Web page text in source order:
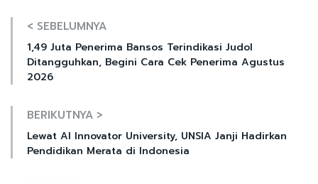
< SEBELUMNYA
1,49 Juta Penerima Bansos Terindikasi Judol
Ditangguhkan, Begini Cara Cek Penerima Agustus
2026
BERIKUTNYA >
Lewat AI Innovator University, UNSIA Janji Hadirkan
Pendidikan Merata di Indonesia